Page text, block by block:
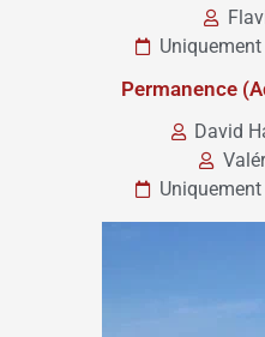
Permanence
David